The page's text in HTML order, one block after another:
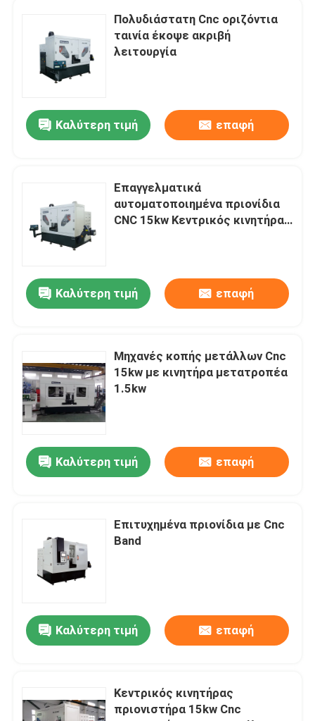
Προϊόντα
Περίπου εμείς
Γύρος εργοστασίων
Μας ελάτε σε επαφή με
Ζητήστε ένα απόσπασμα
CNC κυκλικό πριόνι
CNC πριόνια ζωνών
CNC κάθετο πριόνι ζωνών
cnc πριόνι επιτροπής
Πριόνι πιάτων αργιλίου
Πριονίζοντας γραμμή
Πολυδιάστατη Cnc οριζόντια
ταινία έκοψε ακριβή
λειτουργία
Καλύτερη τιμή επαφή
Επαγγελματικά
αυτοματοποιημένα πριονίδια
CNC 15kw Κεντρικός κινητήρας
Καλύτερη τιμή επαφή
Μηχανές κοπής μετάλλων Cnc
15kw με κινητήρα μετατροπέα
1.5kw
Καλύτερη τιμή επαφή
Επιτυχημένα πριονίδια με Cnc
Band
Καλύτερη τιμή επαφή
Κεντρικός κινητήρας
πριονιστήρα 15kw Cnc